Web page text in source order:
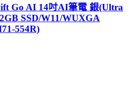
Go AI 14吋AI筆電 銀(Ultra
SSD/W11/WUXGA
554R)